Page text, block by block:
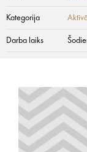
Kategorija
Darba laiks